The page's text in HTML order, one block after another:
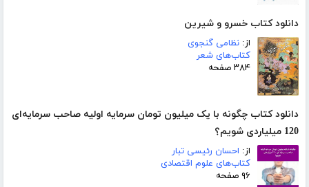
دانلود کتاب خسرو و شیرین
از: نظامی گنجوی
کتاب‌های شعر
۳۸۴ صفحه
دانلود کتاب چگونه با یک میلیون تومان سرمایه اولیه صاحب سرمایه‌ای
120 میلیاردی شویم؟
از: احسان رئیسی تبار
کتاب‌های علوم اقتصادی
۹۶ صفحه